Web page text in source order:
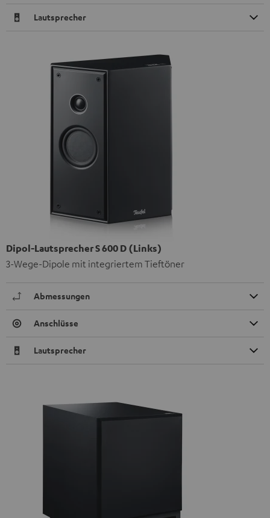
Lautsprecher
Dipol-Lautsprecher S 600 D (Links)
3-Wege-Dipole mit integriertem Tieftöner
Abmessungen
Anschlüsse
Lautsprecher